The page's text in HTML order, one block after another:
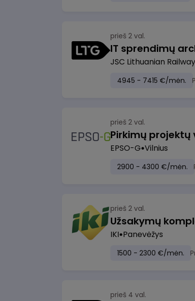
prieš 2 val.
IT sprendimų
JSC Lithuanian
4945 - 7415 €/mėn.
prieš 2 val.
Pirkimų
EPSO-G Vilnius
2900 - 4300 €/mėn.
prieš 2 val.
IKI Panevėžys
1500 - 2300 €/mėn.
prieš 4 val.